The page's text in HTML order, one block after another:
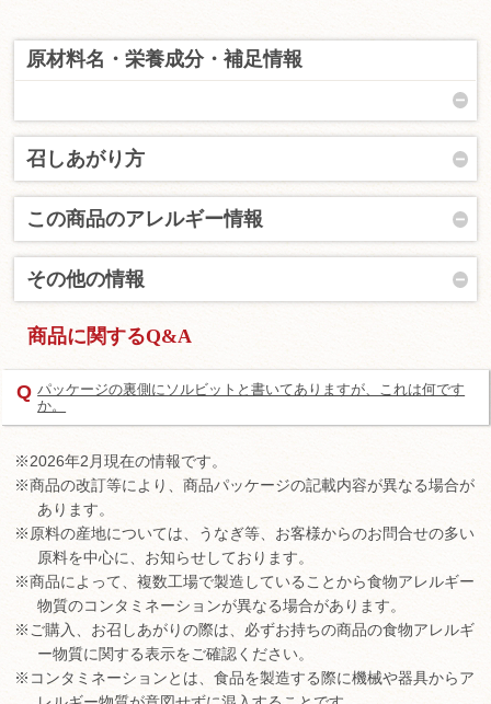
原材料名・栄養成分・補足情報
召しあがり方
この商品のアレルギー情報
その他の情報
商品に関するQ&A
Q パッケージの裏側にソルビットと書いてありますが、これは何です
か。
※2026年2月現在の情報です。
※商品の改訂等により、商品パッケージの記載内容が異なる場合が
あります。
※原料の産地については、うなぎ等、お客様からのお問合せの多い
原料を中心に、お知らせしております。
※商品によって、複数工場で製造していることから食物アレルギー
物質のコンタミネーションが異なる場合があります。
※ご購入、お召しあがりの際は、必ずお持ちの商品の食物アレルギ
ー物質に関する表示をご確認ください。
※コンタミネーションとは、食品を製造する際に機械や器具からア